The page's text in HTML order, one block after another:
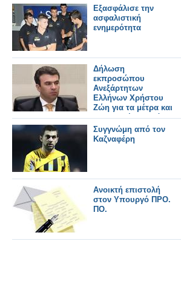
Eξασφάλισε την
ασφαλιστική
ενημερότητα
Δήλωση
εκπροσώπου
Ανεξάρτητων
Ελλήνων Χρήστου
Ζώη για τα μέτρα και
το «στημένο ναυάγιο»
της ελληνικής
οικονομίας
Συγγνώμη από τον
Καζναφέρη
Ανοικτή επιστολή
στον Υπουργό ΠΡΟ.
ΠΟ.